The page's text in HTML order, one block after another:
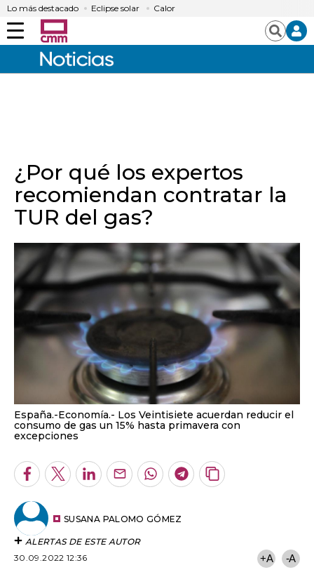
Lo más destacado Eclipse solar Calor
Menú Buscar
¿Por qué los expertos
recomiendan contratar la
TUR del gas?
España.-Economía.- Los Veintisiete acuerdan reducir el
consumo de gas un 15% hasta primavera con
excepciones
Facebook
TwitterLinkedInEnviarWhatsapp
Telegram
Copiar
SUSANA PALOMO GÓMEZ
ALERTAS DE ESTE AUTOR
30.09.2022 12:36
+A -A